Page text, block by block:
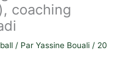
coaching
/ Par Yassine Bouali / 20